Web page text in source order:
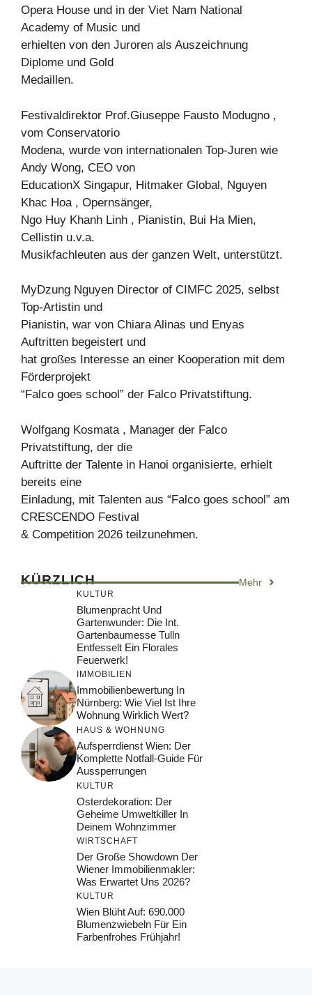
Opera House und in der Viet Nam National
Academy of Music und
erhielten von den Juroren als Auszeichnung
Diplome und Gold
Medaillen.
Festivaldirektor Prof.Giuseppe Fausto Modugno ,
vom Conservatorio
Modena, wurde von internationalen Top-Juren wie
Andy Wong, CEO von
EducationX Singapur, Hitmaker Global, Nguyen
Khac Hoa , Opernsänger,
Ngo Huy Khanh Linh , Pianistin, Bui Ha Mien,
Cellistin u.v.a.
Musikfachleuten aus der ganzen Welt, unterstützt.
MyDzung Nguyen Director of CIMFC 2025, selbst
Top-Artistin und
Pianistin, war von Chiara Alinas und Enyas
Auftritten begeistert und
hat großes Interesse an einer Kooperation mit dem
Förderprojekt
“Falco goes school” der Falco Privatstiftung.
Wolfgang Kosmata , Manager der Falco
Privatstiftung, der die
Auftritte der Talente in Hanoi organisierte, erhielt
bereits eine
Einladung, mit Talenten aus “Falco goes school” am
CRESCENDO Festival
& Competition 2026 teilzunehmen.
KÜRZLICH Mehr
KULTUR
Blumenpracht Und
Gartenwunder: Die Int.
Gartenbaumesse Tulln
Entfesselt Ein Florales
Feuerwerk!
IMMOBILIEN
Immobilienbewertung In
Nürnberg: Wie Viel Ist Ihre
Wohnung Wirklich Wert?
HAUS & WOHNUNG
Aufsperrdienst Wien: Der
Komplette Notfall-Guide Für
Aussperrungen
KULTUR
Osterdekoration: Der
Geheime Umweltkiller In
Deinem Wohnzimmer
WIRTSCHAFT
Der Große Showdown Der
Wiener Immobilienmakler:
Was Erwartet Uns 2026?
KULTUR
Wien Blüht Auf: 690.000
Blumenzwiebeln Für Ein
Farbenfrohes Frühjahr!